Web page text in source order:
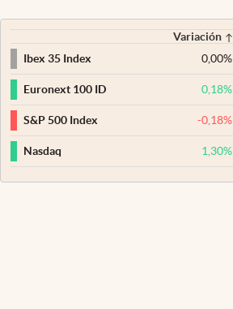
Variación
Ibex 35 Index
0,00%
Euronext 100 ID 0,18%
S&P 500 Index -0,18%
Nasdaq 1,30%